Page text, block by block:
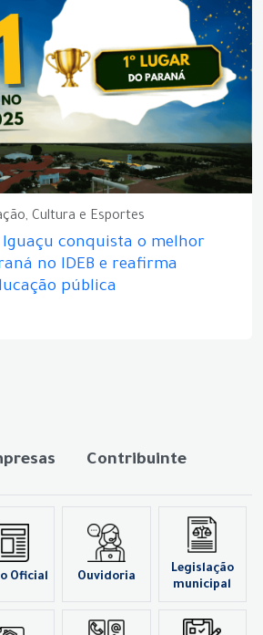
Cultura e Esportes
conquista o melhor
no IDEB e reafirma
pública
Contribuinte
Oficial Ouvidoria
Legislação
municipal